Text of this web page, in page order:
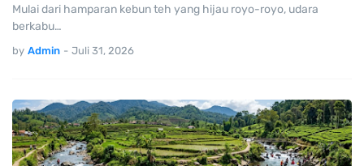
Mulai dari hamparan kebun teh yang hijau royo-royo, udara
berkabu…
by Admin - Juli 31, 2026